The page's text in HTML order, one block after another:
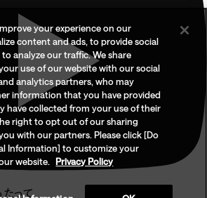
って
your experience on our
content and ads, to provide social
analyze our traffic. We share
use of our website with our social
analytics partners, who may
information that you have provided
have collected from your use of their
right to opt out of our sharing
with our partners. Please click [Do
Information] to customize your
website.
Privacy Policy